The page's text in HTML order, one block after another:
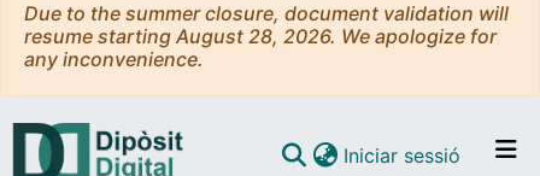
Due to the summer closure, document validation will
resume starting August 28, 2026. We apologize for
any inconvenience.
Iniciar sessió (current)